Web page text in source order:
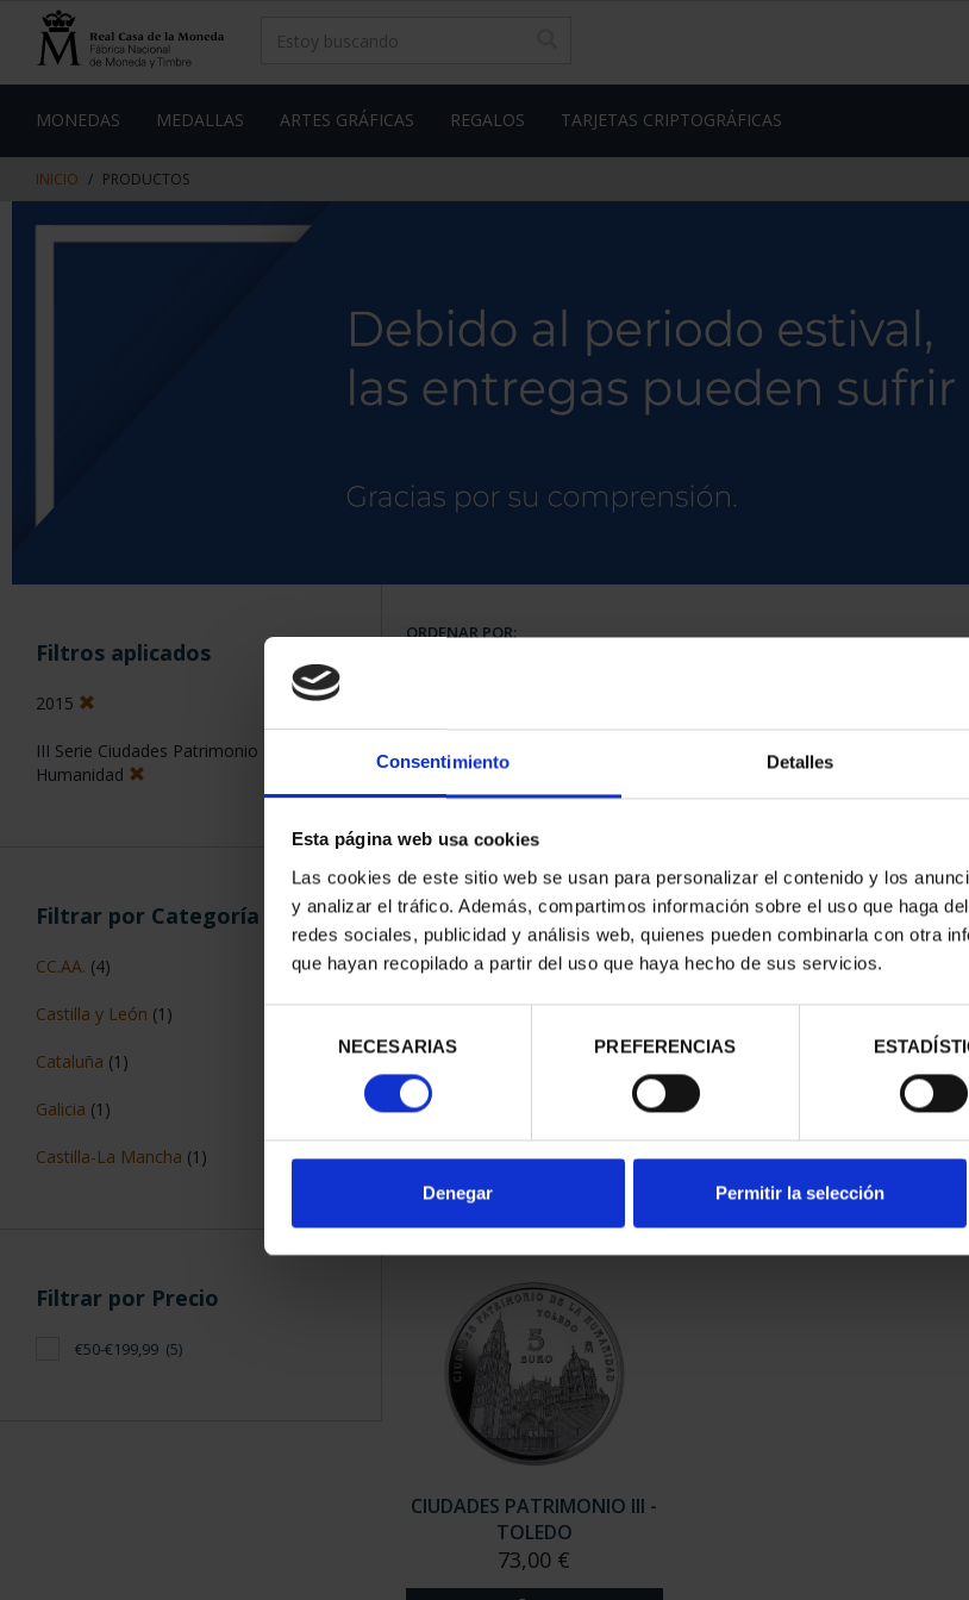
Consentimiento Detalles
Esta página web usa cookies
Las cookies de este sitio web se usan para personalizar el contenido y los
y analizar el tráfico. Además, compartimos información sobre el uso que haga
redes sociales, publicidad y análisis web, quienes pueden combinarla con otra
que hayan recopilado a partir del uso que haya hecho de sus servicios.
consentimiento
NECESARIAS PREFERENCIAS
Denegar Permitir la selección
contenido
de
MONEDAS MEDALLAS ARTES GRÁFICAS REGALOS TARJETAS CRIPTOGRÁFICAS
INICIO PRODUCTOS
Filtros aplicados
2015
III Serie Ciudades Patrimonio de la
Humanidad
Filtrar por Categoría
CC.AA. (4)
Castilla y León (1)
Cataluña (1)
Galicia (1)
Castilla-La Mancha (1)
Filtrar por Precio
€50-€199,99 (5)
ORDENAR POR:
5 Productos encontrados
CIUDADES PATRIMONIO III -
CIUDADES PATRIMONIO III -
CIUDADES PATRIMONIO III -
TOLEDO
73,00 €